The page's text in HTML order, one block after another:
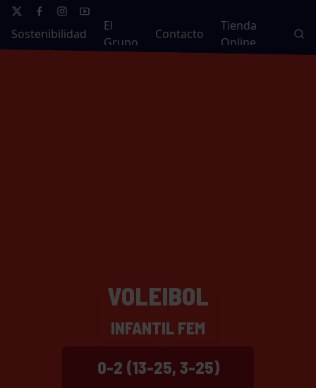
Sostenibilidad
El
Grupo
Contacto
Tienda
Online
VOLEIBOL
INFANTIL FEM
0-2 (13-25, 3-25)